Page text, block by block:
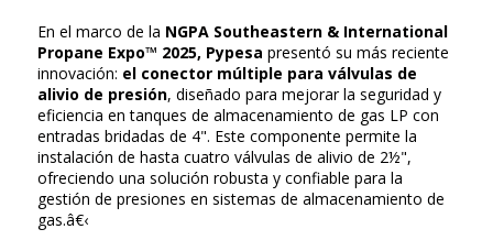
En el marco de la NGPA Southeastern & International
Propane Expo™ 2025, Pypesa presentó su más reciente
innovación: el conector múltiple para válvulas de
alivio de presión, diseñado para mejorar la seguridad y
eficiencia en tanques de almacenamiento de gas LP con
entradas bridadas de 4". Este componente permite la
instalación de hasta cuatro válvulas de alivio de 2½",
ofreciendo una solución robusta y confiable para la
gestión de presiones en sistemas de almacenamiento de
gas.â€‹